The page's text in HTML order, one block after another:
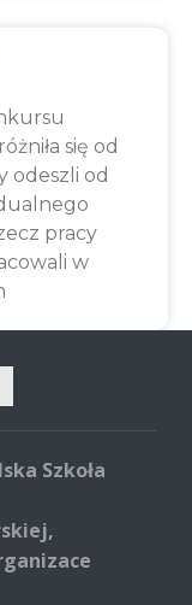
się od
odeszli od
pracy
w
Szkoła